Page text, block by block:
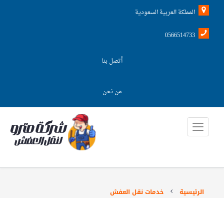
المملكة العربية السعودية
0566514733
أتصل بنا
من نحن
الرئيسية خدمات نقل العفش